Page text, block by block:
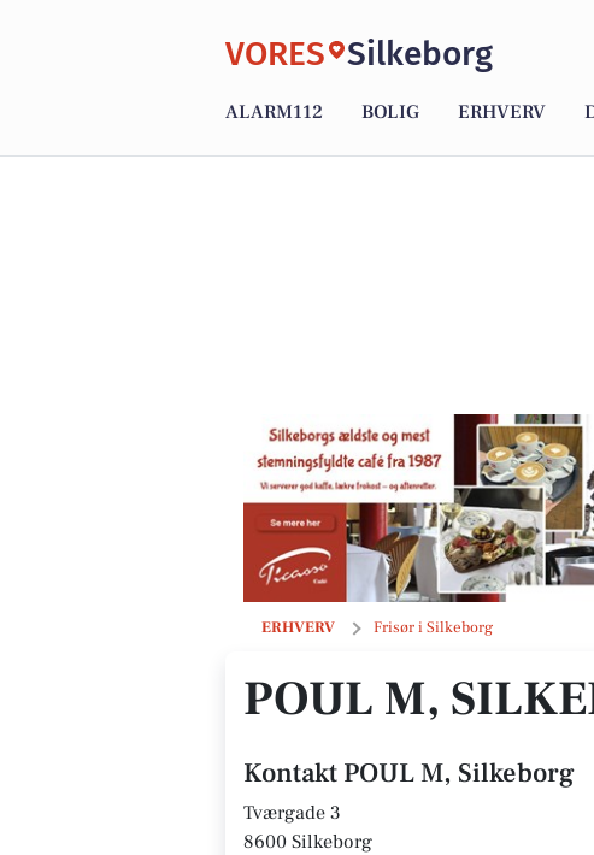
VORES Silkeborg
ALARM112 BOLIG ERHVERV
ERHVERV Frisør i Silkeborg
POUL M, Silkeborg
POUL M,
Kontakt POUL M, Silkeborg
Tværgade 3
8600 Silkeborg